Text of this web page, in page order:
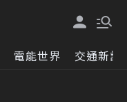
電能世界 交通新訊